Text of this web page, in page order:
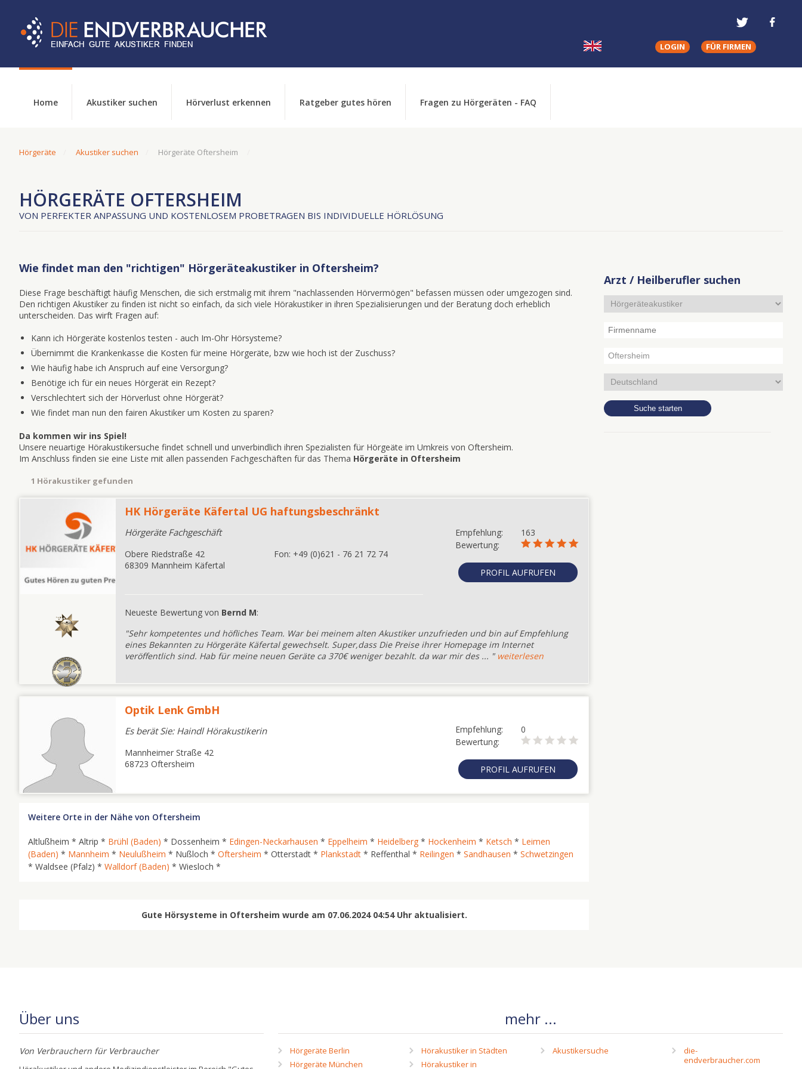
LOGIN FÜR FIRMEN
Home Akustiker suchen Hörverlust erkennen Ratgeber gutes hören Fragen zu Hörgeräten - FAQ
Hörgeräte Akustiker suchen Hörgeräte Oftersheim
HÖRGERÄTE OFTERSHEIM
VON PERFEKTER ANPASSUNG UND KOSTENLOSEM PROBETRAGEN BIS INDIVIDUELLE HÖRLÖSUNG
Wie findet man den "richtigen" Hörgeräteakustiker in Oftersheim?
Diese Frage beschäftigt häufig Menschen, die sich erstmalig mit ihrem "nachlassenden Hörvermögen" befassen müssen oder umgezogen sind.
Den richtigen Akustiker zu finden ist nicht so einfach, da sich viele Hörakustiker in ihren Spezialisierungen und der Beratung doch erheblich
unterscheiden. Das wirft Fragen auf:
Kann ich Hörgeräte kostenlos testen - auch Im-Ohr Hörsysteme?
Übernimmt die Krankenkasse die Kosten für meine Hörgeräte, bzw wie hoch ist der Zuschuss?
Wie häufig habe ich Anspruch auf eine Versorgung?
Benötige ich für ein neues Hörgerät ein Rezept?
Verschlechtert sich der Hörverlust ohne Hörgerät?
Wie findet man nun den fairen Akustiker um Kosten zu sparen?
Da kommen wir ins Spiel!
Unsere neuartige Hörakustikersuche findet schnell und unverbindlich ihren Spezialisten für Hörgeäte im Umkreis von Oftersheim.
Im Anschluss finden sie eine Liste mit allen passenden Fachgeschäften für das Thema Hörgeräte in Oftersheim
1 Hörakustiker gefunden
HK Hörgeräte Käfertal UG haftungsbeschränkt
Hörgeräte Fachgeschäft Empfehlung:
163
Bewertung:
PROFIL AUFRUFEN
Obere Riedstraße 42
68309 Mannheim Käfertal
Fon: +49 (0)621 - 76 21 72 74
Neueste Bewertung von Bernd M:
"Sehr kompetentes und höfliches Team. War bei meinem alten Akustiker unzufrieden und bin auf Empfehlung
eines Bekannten zu Hörgeräte Käfertal gewechselt. Super,dass Die Preise ihrer Homepage im Internet
veröffentlich sind. Hab für meine neuen Geräte ca 370€ weniger bezahlt. da war mir des ... " weiterlesen
Optik Lenk GmbH
Es berät Sie: Haindl Hörakustikerin Empfehlung:
0
Bewertung:
PROFIL AUFRUFEN
Mannheimer Straße 42
68723 Oftersheim
Weitere Orte in der Nähe von Oftersheim
Altlußheim * Altrip * Brühl (Baden) * Dossenheim * Edingen-Neckarhausen * Eppelheim * Heidelberg * Hockenheim * Ketsch * Leimen
(Baden) * Mannheim * Neulußheim * Nußloch * Oftersheim * Otterstadt * Plankstadt * Reffenthal * Reilingen * Sandhausen * Schwetzingen
* Waldsee (Pfalz) * Walldorf (Baden) * Wiesloch *
Gute Hörsysteme in Oftersheim wurde am 07.06.2024 04:54 Uhr aktualisiert.
Arzt / Heilberufler suchen
Über uns
Von Verbrauchern für Verbraucher
mehr ...
Hörgeräte Berlin
Hörgeräte München
Hörakustiker in Städten
Hörakustiker in
Akustikersuche
die-
endverbraucher.com